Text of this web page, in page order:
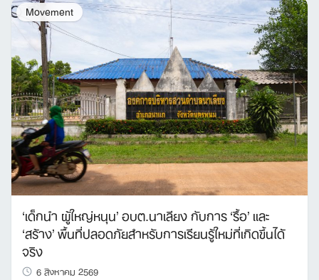
Movement
‘เด็กนำ ผู้ใหญ่หนุน’ อบต.นาเลียง กับการ ‘รื้อ’ และ
‘สร้าง’ พื้นที่ปลอดภัยสำหรับการเรียนรู้ใหม่ที่เกิดขึ้นได้
จริง
6 สิงหาคม 2569